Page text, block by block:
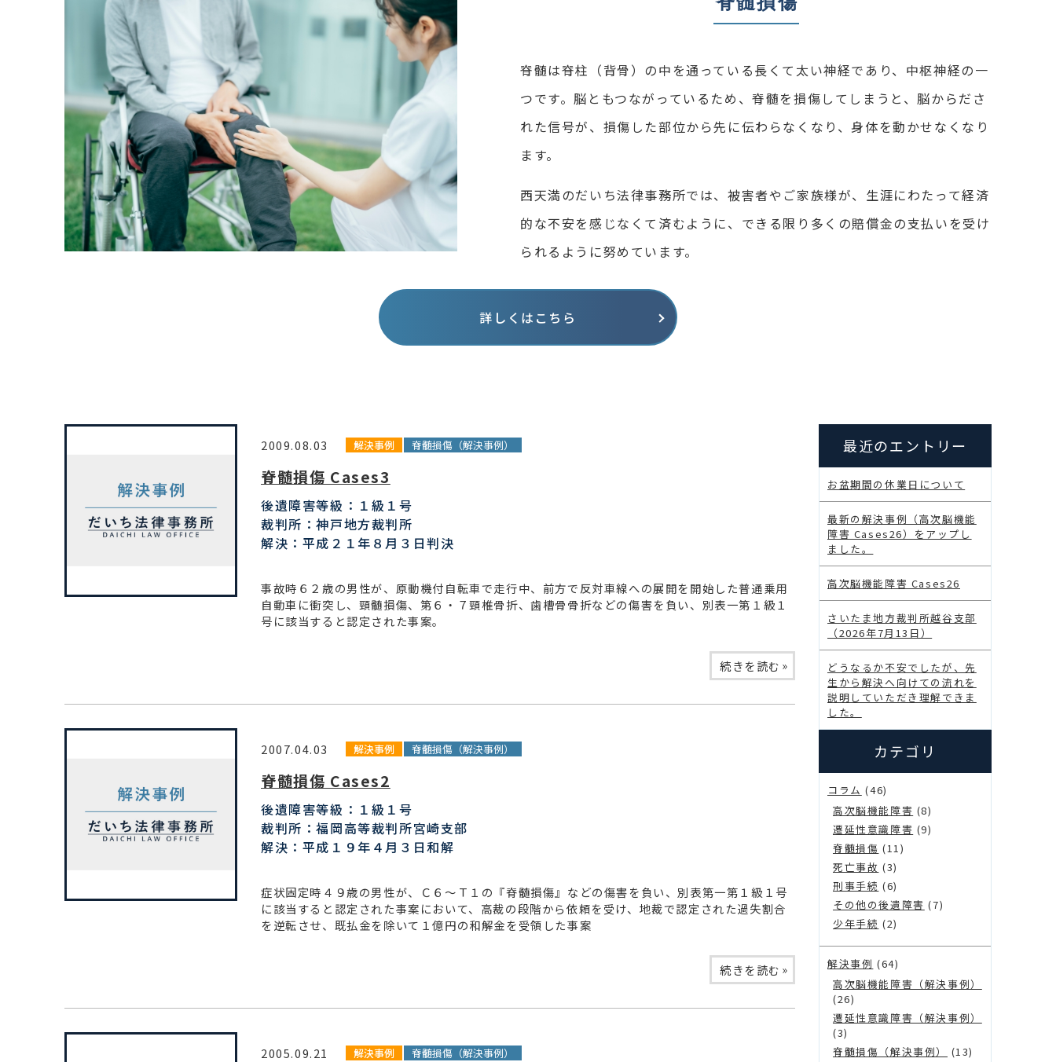
脊髄は脊柱（背骨）の中を通っている長くて太い神経であり、 中枢神経の一
つです。脳ともつながっているため、脊髄を損傷してしまうと、脳からださ
れた信号が、損傷した部位から先に伝わらなくなり、身体を動かせなくなり
ます。
西天満のだいち法律事務所では、被害者やご家族様が、生涯にわたって経済
的な不安を感じなくて済むように、できる限り多くの賠償金の支払いを受け
られるように努めています。
詳しくはこちら
2009.08.03 解決事例 脊髄損傷（解決事例）
脊髄損傷 Cases3
後遺障害等級：１級１号
裁判所：神戸地方裁判所
解決：平成２１年８月３日判決
事故時６２歳の男性が、原動機付自転車で走行中、前方で反対車線への展開を開始した普通乗用
自動車に衝突し、頸髄損傷、第６・７頸椎骨折、歯槽骨骨折などの傷害を負い、別表一第１級１
号に該当すると認定された事案。
続きを読む »
2007.04.03 解決事例 脊髄損傷（解決事例）
脊髄損傷 Cases2
後遺障害等級：１級１号
裁判所：福岡高等裁判所宮崎支部
解決：平成１９年４月３日和解
症状固定時４９歳の男性が、Ｃ６～Ｔ１の『脊髄損傷』などの傷害を負い、別表第一第１級１号
に該当すると認定された事案において、高裁の段階から依頼を受け、地裁で認定された過失割合
を逆転させ、既払金を除いて１億円の和解金を受領した事案
続きを読む »
2005.09.21 解決事例 脊髄損傷（解決事例）
最近のエントリー
お盆期間の休業日について
最新の解決事例（高次脳機能
障害 Cases26）をアップし
ました。
高次脳機能障害 Cases26
さいたま地方裁判所越谷支部
（2026年7月13日）
どうなるか不安でしたが、先
生から解決へ向けての流れを
説明していただき理解できま
した。
カテゴリ
コラム (46)
高次脳機能障害 (8)
遷延性意識障害 (9)
脊髄損傷 (11)
死亡事故 (3)
刑事手続 (6)
その他の後遺障害 (7)
少年手続 (2)
解決事例 (64)
高次脳機能障害（解決事例）
(26)
遷延性意識障害（解決事例）
(3)
脊髄損傷（解決事例）
(13)